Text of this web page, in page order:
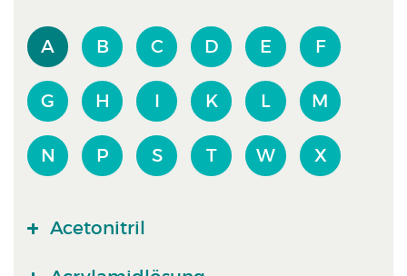
A B C D E F
G H I K L M
N P S T W X
Acetonitril